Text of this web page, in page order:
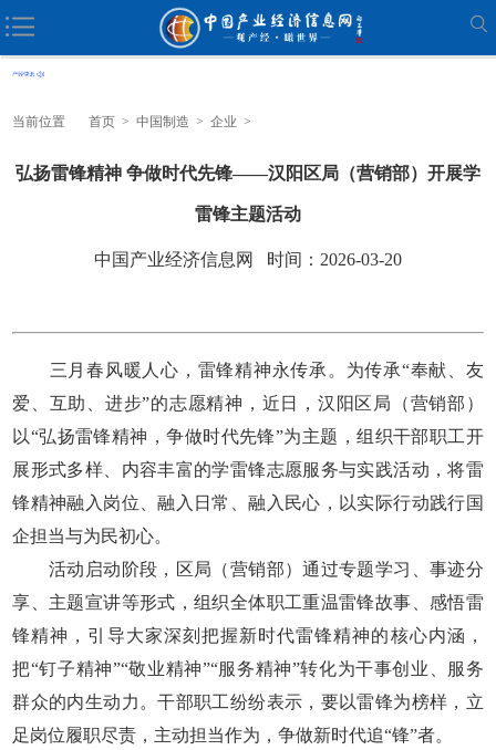
当前位置 首页 > 中国制造 > 企业 >
弘扬雷锋精神 争做时代先锋——汉阳区局（营销部）开展学
雷锋主题活动
中国产业经济信息网 时间：2026-03-20
三月春风暖人心，雷锋精神永传承。为传承“奉献、友
爱、互助、进步”的志愿精神，近日，汉阳区局（营销部）
以“弘扬雷锋精神，争做时代先锋”为主题，组织干部职工开
展形式多样、内容丰富的学雷锋志愿服务与实践活动，将雷
锋精神融入岗位、融入日常、融入民心，以实际行动践行国
企担当与为民初心。
活动启动阶段，区局（营销部）通过专题学习、事迹分
享、主题宣讲等形式，组织全体职工重温雷锋故事、感悟雷
锋精神，引导大家深刻把握新时代雷锋精神的核心内涵，
把“钉子精神”“敬业精神”“服务精神”转化为干事创业、服务
群众的内生动力。干部职工纷纷表示，要以雷锋为榜样，立
足岗位履职尽责，主动担当作为，争做新时代追“锋”者。